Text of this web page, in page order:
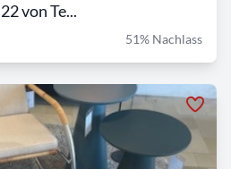
von Te...
51% Nachlass